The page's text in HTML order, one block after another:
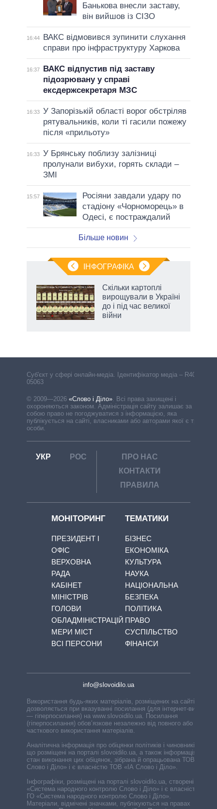
Банькова внесли заставу,
він вийшов із СІЗО
16:44
ВАКС відмовився зупинити слухання
справи про інфраструктуру Харкова
16:37
ВАКС відпустив під заставу
підозрювану у справі
ексдержсекретаря МЗС
16:33 У Запорізькій області ворог обстріляв
рятувальників, коли ті гасили пожежу
після «прильоту»
16:33 У Брянську поблизу залізниці
пролунали вибухи, горять склади –
ЗМІ
15:57
Росіяни завдали удару по
стадіону «Чорноморець» в
Одесі, є постраждалий
Більше новин
ІНФОГРАФІКА
Скільки картоплі
вирощували в Україні
до і під час великої
війни
Cуб'єкт у сфері онлайн-медіа. Ідентифікатор медіа – R40-
05063
© 2009—2026 «Слово і Діло» Всі права захищені і
охороняються законом. Адміністрація сайту залишає за
собою право не погоджуватися з інформацією, яка
публікується на сайті, власниками або авторами якої є треті
особи.
УКР РОС
ПРО НАС
КОНТАКТИ
ПРАВИЛА
МОНІТОРИНГ
ПРЕЗИДЕНТ І
ОФІС
ВЕРХОВНА
РАДА
КАБІНЕТ
МІНІСТРІВ
ГОЛОВИ
ОБЛАДМІНІСТРАЦІЙ
МЕРИ МІСТ
ВСІ ПЕРСОНИ
ТЕМАТИКИ
БІЗНЕС
ЕКОНОМІКА
КУЛЬТУРА
НАУКА
НАЦІОНАЛЬНА
БЕЗПЕКА
ПОЛІТИКА
ПРАВО
СУСПІЛЬСТВО
ФІНАНСИ
info@slovoidilo.ua
Використання будь-яких матеріалів, розміщених на сайті,
дозволяється при вказуванні посилання (для інтернет-видань
— гіперпосилання) на www.slovoidilo.ua. Посилання
(гіперпосилання) обов’язкове незалежно від повного або
часткового використання матеріалів.
Аналітична інформація про обіцянки політиків і чиновників,
що розміщені на порталі slovoidilo.ua, а також інформація про
стан виконання цих обіцянок, зібрана й опрацьована ТОВ «ІА
Слово і Діло» і є власністю ТОВ «ІА Слово і Діло».
Інфографіки, розміщені на порталі slovoidilo.ua, створені ГО
«Система народного контролю Слово і Діло» і є власністю
ГО «Система народного контролю Слово і Діло».
Матеріали, відмічені значками, публікуються на правах